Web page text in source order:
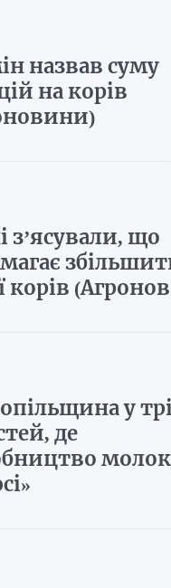
назвав суму
на корів
з’ясували, що
корів
у
де